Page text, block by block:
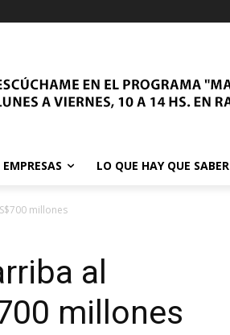
EMPRESAS LO QUE HAY QUE SABER
millones
al
millones